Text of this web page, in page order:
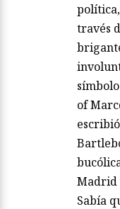
través
of
Madrid
Sabía